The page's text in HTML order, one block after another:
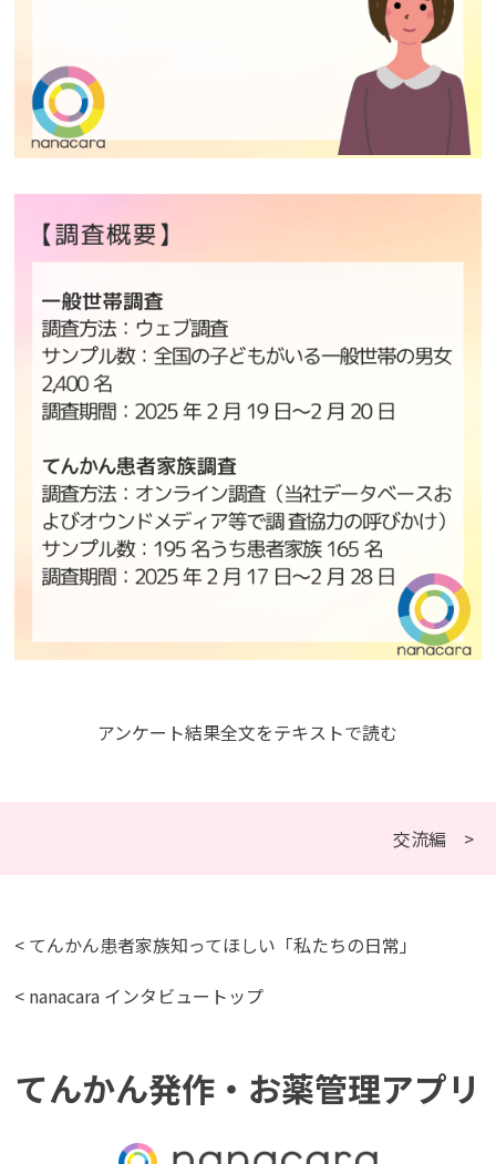
アンケート結果全文をテキストで読む
交流編 >
< てんかん患者家族知ってほしい「私たちの日常」
< nanacara インタビュートップ
てんかん発作・お薬管理アプリ